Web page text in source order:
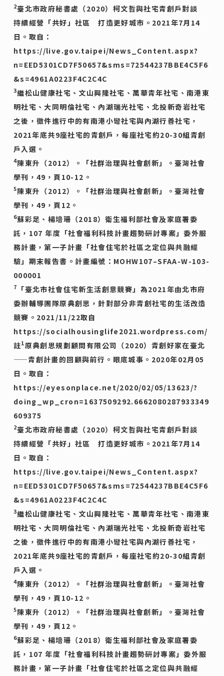
2臺北市政府秘書處（2020）柯文哲與社宅青創戶對談
持續經營「共好」社區 打造更好城市。2021年7月14
日。取自：
https://live.gov.taipei/News_Content.aspx?
n=EED5301CD7F50657&sms=72544237BBE4C5F6
&s=4961A0223F4C2C4C
3繼松山健康社宅、文山興隆社宅、萬華青年社宅、南港東
明社宅、大同明倫社宅、內湖瑞光社宅、北投新奇岩社宅
之後，徵件進行中的有南港小彎社宅與內湖行善社宅，
2021年底共9座社宅的青創戶，每座社宅約20-30組青創
戶入選。
4陳東升（2012）。「社群治理與社會創新」。臺灣社會
學刊，49，頁10-12。
5陳東升（2012）。「社群治理與社會創新」。臺灣社會
學刊，49，頁12。
6蘇彩足、楊培珊（2018）衛生福利部社會及家庭署委
託，107 年度「社會福利科技計畫趨勢研討專案」委外服
務計畫，第一子計畫「社會住宅於社區之定位與共融經
驗」期末報告書。計畫編號：MOHW107–SFAA-W-103-
000001
7
「臺北市社會住宅新生活創意競賽」為2021年由北市府
委辦輔導團隊原典創思，針對部分非青創社宅的生活改造
競賽。2021/11/22取自
https://socialhousinglife2021.wordpress.com/
註1原典創思規劃顧問有限公司（2020）青創好家在臺北
——青創計畫的回顧與前行。眼底城事。2020年02月05
日。取自：
https://eyesonplace.net/2020/02/05/13623/?
doing_wp_cron=1637509292.6662080287933349
609375
2臺北市政府秘書處（2020）柯文哲與社宅青創戶對談
持續經營「共好」社區 打造更好城市。2021年7月14
日。取自：
https://live.gov.taipei/News_Content.aspx?
n=EED5301CD7F50657&sms=72544237BBE4C5F6
&s=4961A0223F4C2C4C
3繼松山健康社宅、文山興隆社宅、萬華青年社宅、南港東
明社宅、大同明倫社宅、內湖瑞光社宅、北投新奇岩社宅
之後，徵件進行中的有南港小彎社宅與內湖行善社宅，
2021年底共9座社宅的青創戶，每座社宅約20-30組青創
戶入選。
4陳東升（2012）。「社群治理與社會創新」。臺灣社會
學刊，49，頁10-12。
5陳東升（2012）。「社群治理與社會創新」。臺灣社會
學刊，49，頁12。
6蘇彩足、楊培珊（2018）衛生福利部社會及家庭署委
託，107 年度「社會福利科技計畫趨勢研討專案」委外服
務計畫，第一子計畫「社會住宅於社區之定位與共融經